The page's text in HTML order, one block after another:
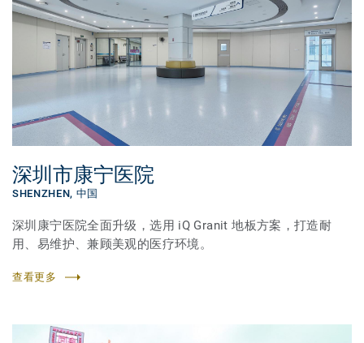
深圳市康宁医院
SHENZHEN, 中国
深圳康宁医院全面升级，选用 iQ Granit 地板方案，打造耐
用、易维护、兼顾美观的医疗环境。
查看更多